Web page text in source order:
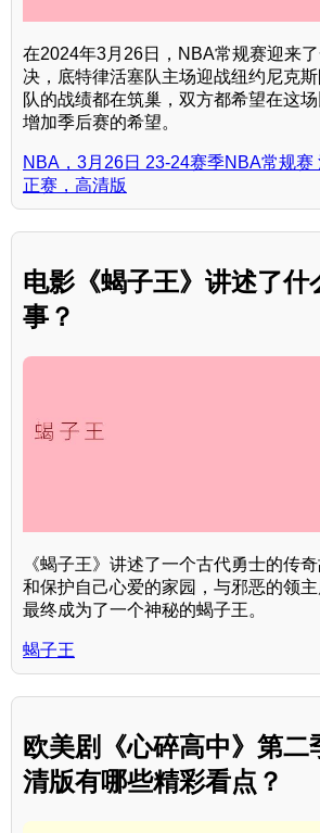
在2024年3月26日，NBA常规赛迎来
决，底特律活塞队主场迎战纽约尼克
队的战绩都在筑巢，双方都希望在这场
增加季后赛的希望。
NBA，3月26日 23-24赛季NBA常规赛
正赛，高清版
电影《蝎子王》讲述了什
事？
《蝎子王》讲述了一个古代勇士的传
和保护自己心爱的家园，与邪恶的领
最终成为了一个神秘的蝎子王。
蝎子王
欧美剧《心碎高中》第二
清版有哪些精彩看点？